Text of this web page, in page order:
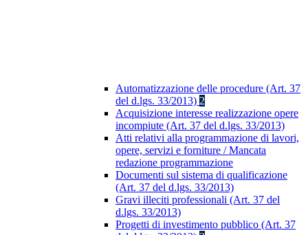
Automatizzazione delle procedure (Art. 37
del d.lgs. 33/2013) 2
Acquisizione interesse realizzazione opere
incompiute (Art. 37 del d.lgs. 33/2013)
Atti relativi alla programmazione di lavori,
opere, servizi e forniture / Mancata
redazione programmazione
Documenti sul sistema di qualificazione
(Art. 37 del d.lgs. 33/2013)
Gravi illeciti professionali (Art. 37 del
d.lgs. 33/2013)
Progetti di investimento pubblico (Art. 37